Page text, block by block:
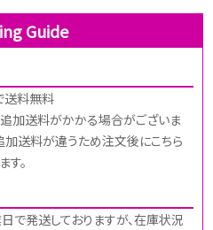
Guide
送料無料
加送料がかかる場合がございま
加送料が違うため注文後にこちら
。
で発送しておりますが、在庫状況